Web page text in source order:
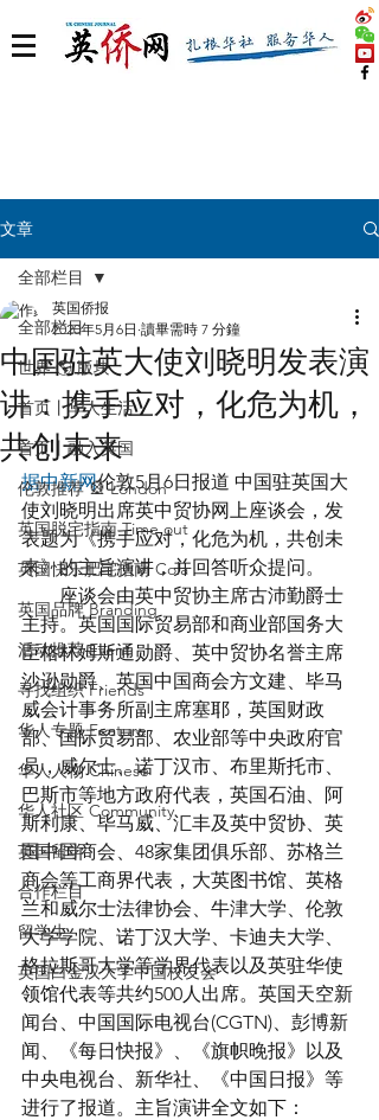
文章
全部栏目
世界 🌎 版块
首页丨华人生活
首页丨融入英国
伦敦推荐 🎡 London
英国脱宅指南 Time out
英国快乐肥宅指南 Cola
英国品牌 Branding
活动推荐 Event
寻找组织 Friends
华人专题 Feature
华人人物 Chinese
华人社区 Community
英国留学
合作栏目
留学生
英国白金汉大学中国校友会
全部栏目
中国驻英大使刘晓明发表演
讲：携手应对，化危为机，
共创未来
英国侨报
2020年5月6日 讀畢需時 7 分鐘
据中新网伦敦5月6日报道 中国驻英国大
使刘晓明出席英中贸协网上座谈会，发
表题为《携手应对，化危为机，共创未
来》的主旨演讲，并回答听众提问。
座谈会由英中贸协主席古沛勤爵士
主持。英国国际贸易部和商业部国务大
臣格林姆斯通勋爵、英中贸协名誉主席
沙逊勋爵、英国中国商会方文建、毕马
威会计事务所副主席塞耶，英国财政
部、国际贸易部、农业部等中央政府官
员，威尔士、诺丁汉市、布里斯托市、
巴斯市等地方政府代表，英国石油、阿
斯利康、毕马威、汇丰及英中贸协、英
国中国商会、48家集团俱乐部、苏格兰
商会等工商界代表，大英图书馆、英格
兰和威尔士法律协会、牛津大学、伦敦
大学学院、诺丁汉大学、卡迪夫大学、
格拉斯哥大学等学界代表以及英驻华使
领馆代表等共约500人出席。英国天空新
闻台、中国国际电视台(CGTN)、彭博新
闻、《每日快报》、《旗帜晚报》以及
中央电视台、新华社、《中国日报》等
进行了报道。主旨演讲全文如下：